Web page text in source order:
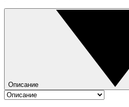
Описание